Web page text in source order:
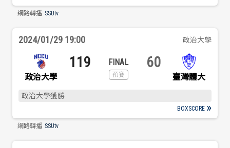
網路轉播 SSUtv
2024/01/29 19:00 政治大學
政治大學
119 60
臺灣體大
政治大學獲勝
BOXSCORE
網路轉播 SSUtv